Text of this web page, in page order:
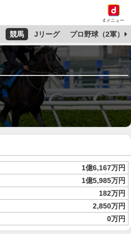
dメニュー
競馬 Jリーグ プロ野球（2軍）
1億6,167万円
1億5,985万円
182万円
2,850万円
0万円